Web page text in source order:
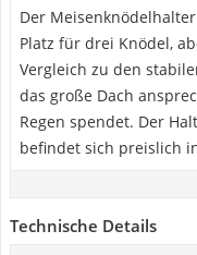
Der
Platz für drei Knödel,
Vergleich zu den
das große Dach
Regen spendet. Der
befindet sich preislich
Technische Details